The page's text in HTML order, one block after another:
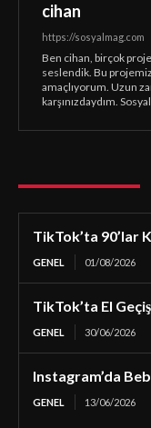
cihan
https://sosyalmag.com
Ben cihan, birçok
seslendik. Bu
amaçlıyorum. Uzun
karşınızdaydım.
TikTok’ta 90’lar
GENEL 01/08/2026
TikTok’ta El
GENEL 30/06/2026
Instagram’da
GENEL 13/06/2026